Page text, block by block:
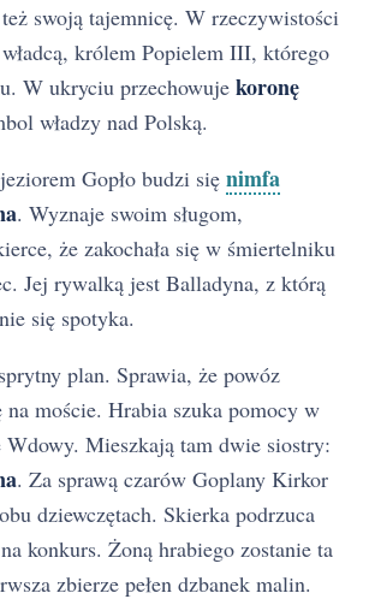
swoją tajemnicę. W rzeczywistości
królem Popielem III, którego
W ukryciu przechowuje koronę
władzy nad Polską.
Gopło budzi się nimfa
. Wyznaje swoim sługom,
że zakochała się w śmiertelniku
Jej rywalką jest Balladyna, z którą
się spotyka.
plan. Sprawia, że powóz
moście. Hrabia szuka pomocy w
Mieszkają tam dwie siostry:
. Za sprawą czarów Goplany Kirkor
dziewczętach. Skierka podrzuca
konkurs. Żoną hrabiego zostanie ta
zbierze pełen dzbanek malin.